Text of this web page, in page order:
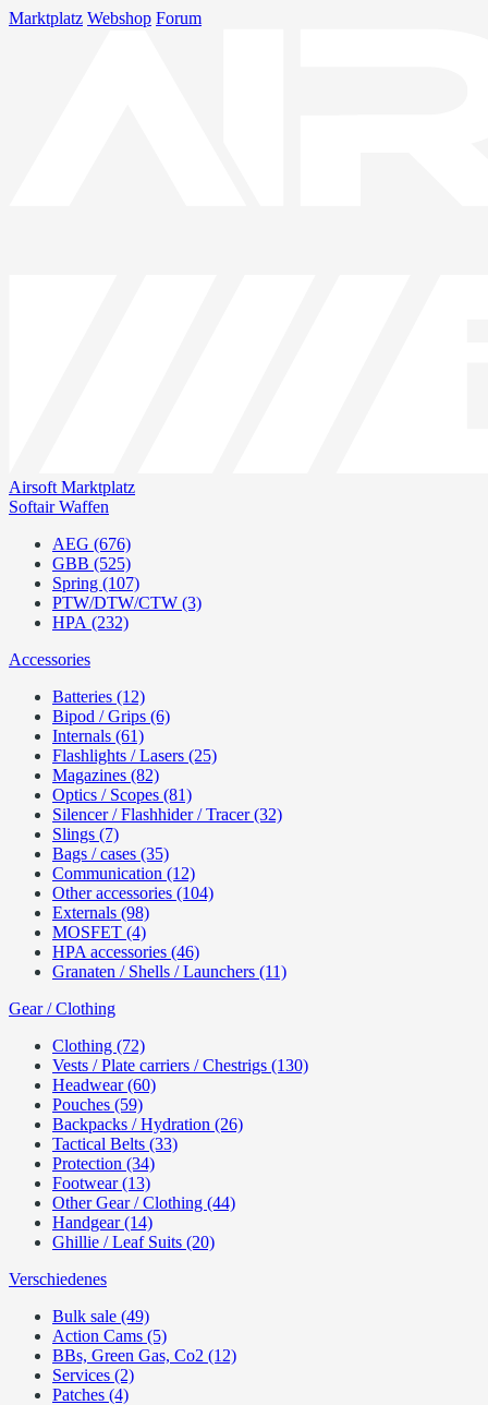
Marktplatz Webshop Forum
Airsoft Marktplatz
Softair Waffen
AEG (676)
GBB (525)
Spring (107)
PTW/DTW/CTW (3)
HPA (232)
Accessories
Batteries (12)
Bipod / Grips (6)
Internals (61)
Flashlights / Lasers (25)
Magazines (82)
Optics / Scopes (81)
Silencer / Flashhider / Tracer (32)
Slings (7)
Bags / cases (35)
Communication (12)
Other accessories (104)
Externals (98)
MOSFET (4)
HPA accessories (46)
Granaten / Shells / Launchers (11)
Gear / Clothing
Clothing (72)
Vests / Plate carriers / Chestrigs (130)
Headwear (60)
Pouches (59)
Backpacks / Hydration (26)
Tactical Belts (33)
Protection (34)
Footwear (13)
Other Gear / Clothing (44)
Handgear (14)
Ghillie / Leaf Suits (20)
Verschiedenes
Bulk sale (49)
Action Cams (5)
BBs, Green Gas, Co2 (12)
Services (2)
Patches (4)